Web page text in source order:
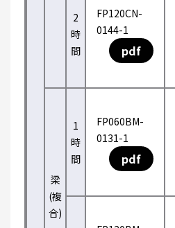
2
時
間
FP120CN-
0144-1
pdf
梁
(複
合)
1
時
間
FP060BM-
0131-1
pdf